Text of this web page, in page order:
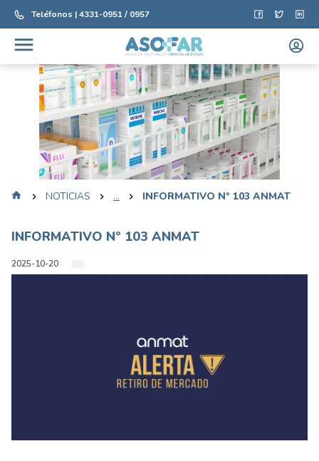
Teléfonos | 4331-0951 / 0957
NOTICIAS ... INFORMATIVO Nº 103 ANMAT
INFORMATIVO Nº 103 ANMAT
2025-10-20